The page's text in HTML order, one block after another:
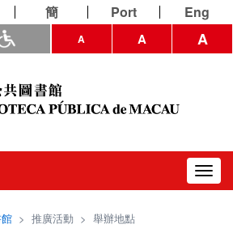
簡 Port Eng
A A A
> 推廣活動 > 舉辦地點